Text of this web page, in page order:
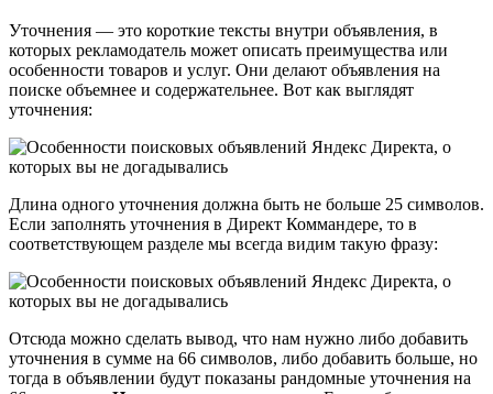
Уточнения — это короткие тексты внутри объявления, в
которых рекламодатель может описать преимущества или
особенности товаров и услуг. Они делают объявления на
поиске объемнее и содержательнее. Вот как выглядят
уточнения:
Длина одного уточнения должна быть не больше 25 символов.
Если заполнять уточнения в Директ Коммандере, то в
соответствующем разделе мы всегда видим такую фразу:
Отсюда можно сделать вывод, что нам нужно либо добавить
уточнения в сумме на 66 символов, либо добавить больше, но
тогда в объявлении будут показаны рандомные уточнения на